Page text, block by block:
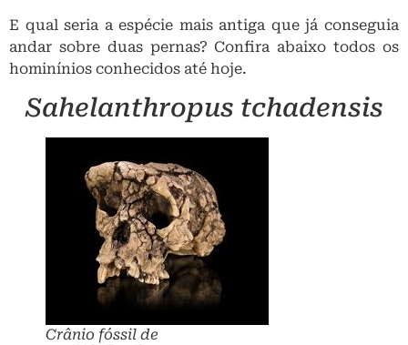
E qual seria a espécie mais antiga que já conseguia
andar sobre duas pernas? Confira abaixo todos os
hominínios conhecidos até hoje.
Sahelanthropus tchadensis
Crânio fóssil de